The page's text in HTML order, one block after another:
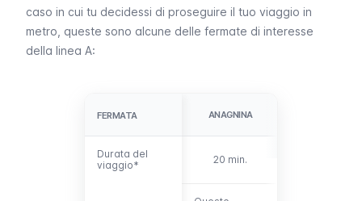
caso in cui tu decidessi di proseguire il tuo viaggio in
metro, queste sono alcune delle fermate di interesse
della linea A:
FERMATA
Durata del
viaggio*
FERMATA ANAGNINA
Durata del
viaggio*
20 min.